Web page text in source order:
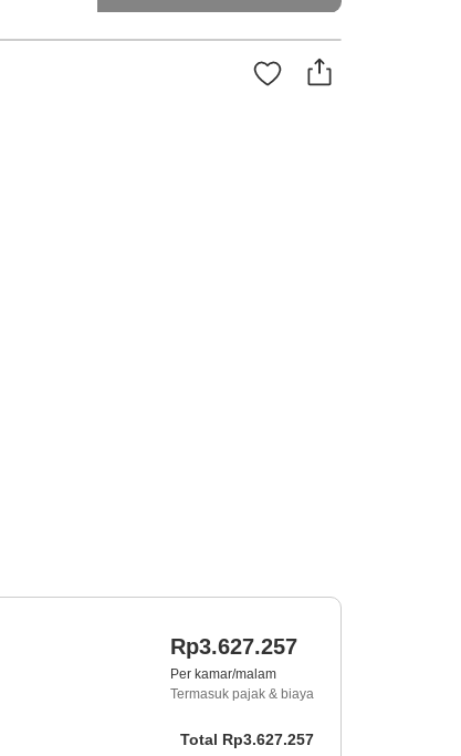
Rp3.627.257
Per kamar/malam
Termasuk pajak & biaya
Total Rp3.627.257